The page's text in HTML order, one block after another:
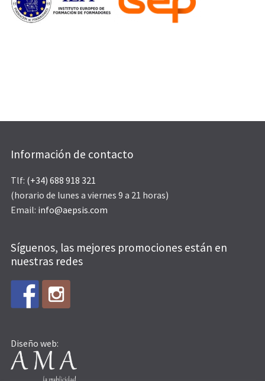
Información de contacto
Tlf: (+34) 688 918 321
(horario de lunes a viernes 9 a 21 horas)
Email: info@aepsis.com
Síguenos, las mejores promociones están en
nuestras redes
Diseño web: